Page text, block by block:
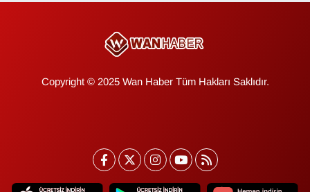
Copyright © 2025 Wan Haber Tüm Hakları Saklıdır.